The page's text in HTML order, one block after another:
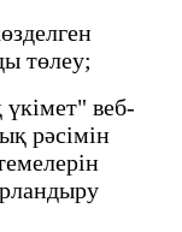
төлеу;
үкімет" веб-
рәсімін